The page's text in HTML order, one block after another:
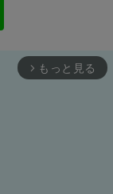
arrow_forward_ios もっと見る